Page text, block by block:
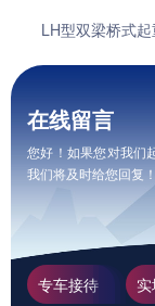
LH型双梁桥式
在线留言
您好！如果您对我们
我们将及时给您回复！
专车接待